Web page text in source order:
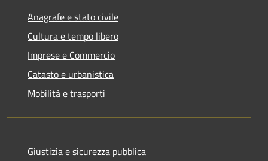
Anagrafe e stato civile
Cultura e tempo libero
Imprese e Commercio
Catasto e urbanistica
Mobilità e trasporti
Giustizia e sicurezza pubblica